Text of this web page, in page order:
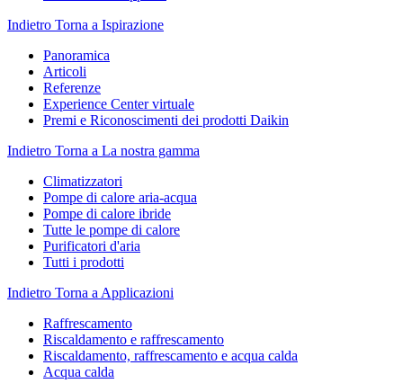
Indietro Torna a Ispirazione
Panoramica
Articoli
Referenze
Experience Center virtuale
Premi e Riconoscimenti dei prodotti Daikin
Indietro Torna a La nostra gamma
Climatizzatori
Pompe di calore aria-acqua
Pompe di calore ibride
Tutte le pompe di calore
Purificatori d'aria
Tutti i prodotti
Indietro Torna a Applicazioni
Raffrescamento
Riscaldamento e raffrescamento
Riscaldamento, raffrescamento e acqua calda
Acqua calda